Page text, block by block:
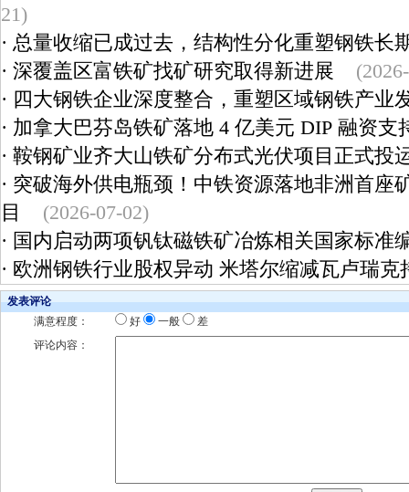
21)
· 总量收缩已成过去，结构性分化重塑钢铁长
· 深覆盖区富铁矿找矿研究取得新进展
· 四大钢铁企业深度整合，重塑区域钢铁产业
· 加拿大巴芬岛铁矿落地 4 亿美元 DIP 融资支
· 鞍钢矿业齐大山铁矿分布式光伏项目正式投
· 突破海外供电瓶颈！中铁资源落地非洲首座
目
(2026-07-02)
· 国内启动两项钒钛磁铁矿冶炼相关国家标准
· 欧洲钢铁行业股权异动 米塔尔缩减瓦卢瑞克
发表评论
满意程度：
好 一般
差
评论内容：